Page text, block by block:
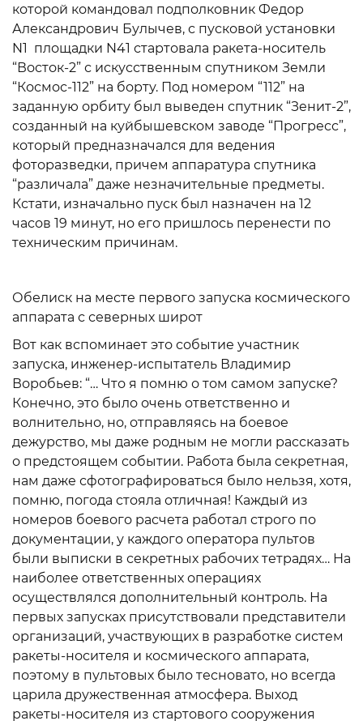
которой командовал подполковник Федор
Александрович Булычев, с пусковой установки
N1 площадки N41 стартовала ракета-носитель
“Восток-2” с искусственным спутником Земли
“Космос-112” на борту. Под номером “112” на
заданную орбиту был выведен спутник “Зенит-2”,
созданный на куйбышевском заводе “Прогресс”,
который предназначался для ведения
фоторазведки, причем аппаратура спутника
“различала” даже незначительные предметы.
Кстати, изначально пуск был назначен на 12
часов 19 минут, но его пришлось перенести по
техническим причинам.
Обелиск на месте первого запуска космического
аппарата с северных широт
Вот как вспоминает это событие участник
запуска, инженер-испытатель Владимир
Воробьев: “… Что я помню о том самом запуске?
Конечно, это было очень ответственно и
волнительно, но, отправляясь на боевое
дежурство, мы даже родным не могли рассказать
о предстоящем событии. Работа была секретная,
нам даже сфотографироваться было нельзя, хотя,
помню, погода стояла отличная! Каждый из
номеров боевого расчета работал строго по
документации, у каждого оператора пультов
были выписки в секретных рабочих тетрадях… На
наиболее ответственных операциях
осуществлялся дополнительный контроль. На
первых запусках присутствовали представители
организаций, участвующих в разработке систем
ракеты-носителя и космического аппарата,
поэтому в пультовых было тесновато, но всегда
царила дружественная атмосфера. Выход
ракеты-носителя из стартового сооружения